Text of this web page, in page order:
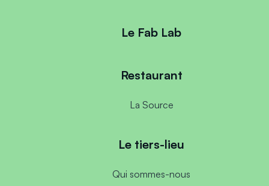
Le Fab Lab
Restaurant
La Source
Le tiers-lieu
Qui sommes-nous